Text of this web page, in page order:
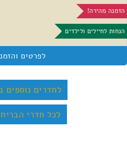
הזמנה מהירה!
הנחות לחיילים ולילדים
לחדרים נוספים
לכל חדרי